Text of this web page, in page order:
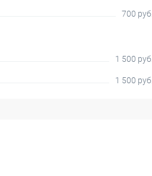
700 руб.
1 500 руб.
1 500 руб.